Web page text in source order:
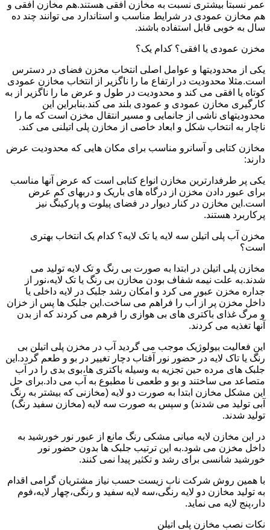
عمر نسبتا بیشتری نسبت به مخازن افقی هستند.هم مخازن افقی و
هم مخازن عمودی در شرایط مناسب و استاندارد می توانند چند ده
سال به خوبی قابل استفاده باشند.
مخزن عمودی یا افقی؟ کدام یک؟
یکی از محدودیتها و عوامل اصلی انتخاب مخزن فضای در دسترس
است.مثلا محدودیت در ارتفاع ما را ناگزیر از انتخاب مخازن عمودی
کوتاه یا افقی می کند و محدودیت در طول و عرض ما را ناگزیر از به
کارگیری مخازن عمودی و عمودی بلند می کند.بنابراین این
محدودیتهای ناشی از جانمایی و مسیر انتقال مخزن است که ما را
ناچار به انتخاب شکل و ابعاد خاصی از مخازن پلی اتیلنی می کند.
مخازن کتابی و آسانرو مناسب برای مکان هایی که محدودیت عرض
دارند:
یکی پر طرفدارترین مخازن انواع کتابی است که عرض آنها مناسب
برای عبور دادن مخزن از درگاه های باریک و دربهای کم عرض
است.این مخازن در کنار دیوار در فضای پیلوت و پارکینگ نیز
پرکاربرد هستند.
مخزن آب پلی اتیلن سه لایه یا تک لایه؟ کدام یک انتخاب بهتری
است؟
مخازن پلی اتیلن در ابتدا به صورت بی رنگ و تک لایه تولید می
شدند.به علت نیمه شفاف بودن مخازن بی رنگ یا تک لایه،نور از
جداره مخزن عبور می کرد و امکان رشد جلبک در لایه داخلی یا
داخل مخزن پر از آب را فراهم می ساخت.این جلبک ها پس از خزان
و مرگ غذای باکتری های بی هوازی را فرهم می کردند که از بدن
آنها تغذیه می کردند.
این فعالیت بیولوژیک موجب می گردید آب در مخزن پلی اتیلن بی
رنگ یا تاک لایه در حضور نور آفتاب دچار تغییر در بو و طعم گردد.این
جلبک های مرده حین تجزیه به وسیله باکتری ها،بوی بدی را در آب
متصاعد می ساختند و بو و طعمی نا مطبوع به آب می داد.برای حل
این مشکل مخازن ابتدا به صورت دو لایه (مخازنی که بیشتر به رنگ
آبی تولید می شدند) و سپس به صورت سه لایه (مخازن سفید رنگ)
تولید شدند.
در این مخازن لایه میانی مشکی رنگ مانع از عبور نور خورشید به
داخل مخزن می شود.به این ترتیب جلبک ها بدون حضور نور
خورشید شانسی برای رشد و تکثیر پیدا نمی کنند.
با همین روش شرکت ناب زیست حسب نیاز مشتریان گرامی اقدام
به تولید مخازن دو لایه رنگی،سه لایه سفید و رنگی،چهار لایه،فوم
دار،پنج لایه می نماید.
نکات نصب مخازن پلی اتیلن